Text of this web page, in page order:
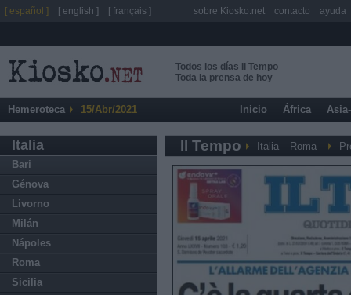
Todos los días Il Tempo
Toda la prensa de hoy
Hemeroteca 15/Abr/2021 Inicio África
Italia
Bari
Génova
Livorno
Milán
Nápoles
Roma
Sicilia
Il Tempo Italia Roma
[ español ] [ english ] [ français ] sobre Kiosko.net contacto ayuda